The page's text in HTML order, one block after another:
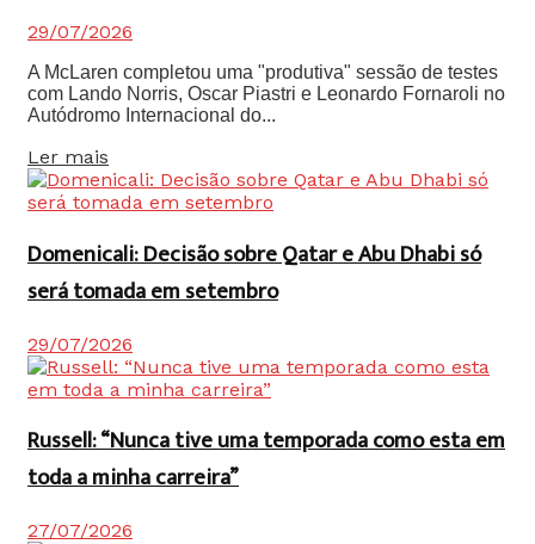
29/07/2026
A McLaren completou uma "produtiva" sessão de testes
com Lando Norris, Oscar Piastri e Leonardo Fornaroli no
Autódromo Internacional do...
Ler mais
Domenicali: Decisão sobre Qatar e Abu Dhabi só
será tomada em setembro
29/07/2026
Russell: “Nunca tive uma temporada como esta em
toda a minha carreira”
27/07/2026